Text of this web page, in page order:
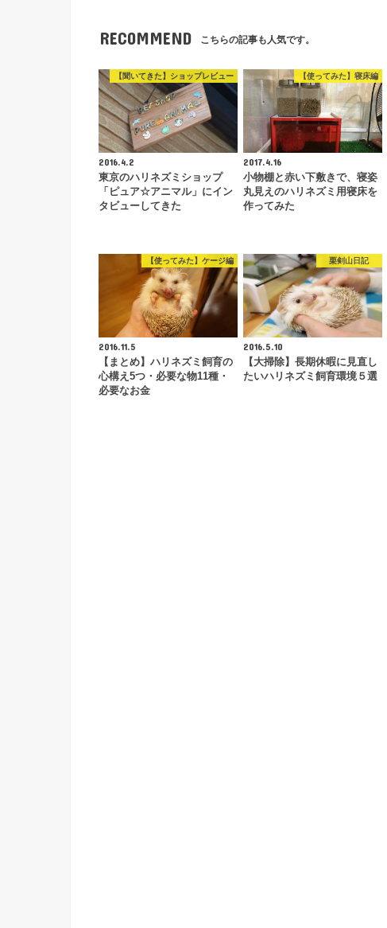
RECOMMEND こちらの記事も人気です。
【聞いてきた】ショップレビュー
2016.4.2
東京のハリネズミショップ
「ピュア☆アニマル」にイン
タビューしてきた
【使ってみた】寝床編
2017.4.16
小物棚と赤い下敷きで、寝姿
丸見えのハリネズミ用寝床を
作ってみた
【使ってみた】ケージ編
2016.11.5
【まとめ】ハリネズミ飼育の
心構え5つ・必要な物11種・
必要なお金
栗剣山日記
2016.5.10
【大掃除】長期休暇に見直し
たいハリネズミ飼育環境５選